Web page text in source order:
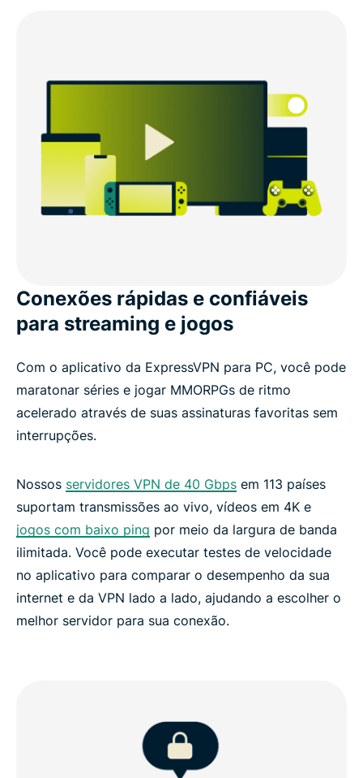
Conexões rápidas e confiáveis
para streaming e jogos
Com o aplicativo da ExpressVPN para PC, você pode
maratonar séries e jogar MMORPGs de ritmo
acelerado através de suas assinaturas favoritas sem
interrupções.
Nossos servidores VPN de 40 Gbps em 113 países
suportam transmissões ao vivo, vídeos em 4K e
jogos com baixo ping por meio da largura de banda
ilimitada. Você pode executar testes de velocidade
no aplicativo para comparar o desempenho da sua
internet e da VPN lado a lado, ajudando a escolher o
melhor servidor para sua conexão.